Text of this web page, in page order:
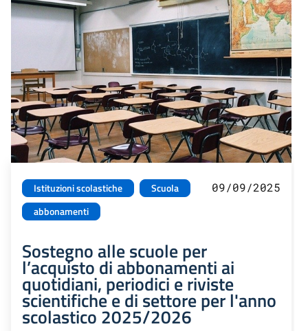
Istituzioni scolastiche
Scuola
abbonamenti
09/09/2025
Sostegno alle scuole per
l’acquisto di abbonamenti ai
quotidiani, periodici e riviste
scientifiche e di settore per l'anno
scolastico 2025/2026